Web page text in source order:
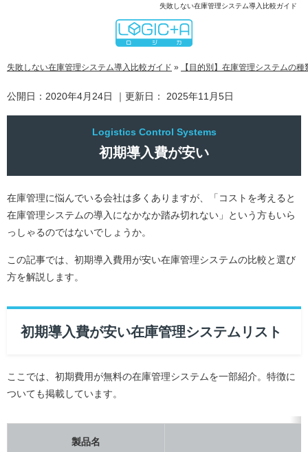
失敗しない在庫管理システム導入比較ガイド
失敗しない在庫管理システム導入比較ガイド » 【目的別】在庫管理システムの種
公開日： 2020年4月24日 ｜更新日： 2025年11月5日
初期導入費が安い
在庫管理に悩んでいる会社は多くありますが、「コストを考えると
在庫管理システムの導入になかなか踏み切れない」という方もいら
っしゃるのではないでしょうか。
この記事では、初期導入費用が安い在庫管理システムの比較と選び
方を解説します。
初期導入費が安い在庫管理システムリスト
ここでは、初期費用が無料の在庫管理システムを一部紹介。特徴に
ついても掲載しています。
製品名